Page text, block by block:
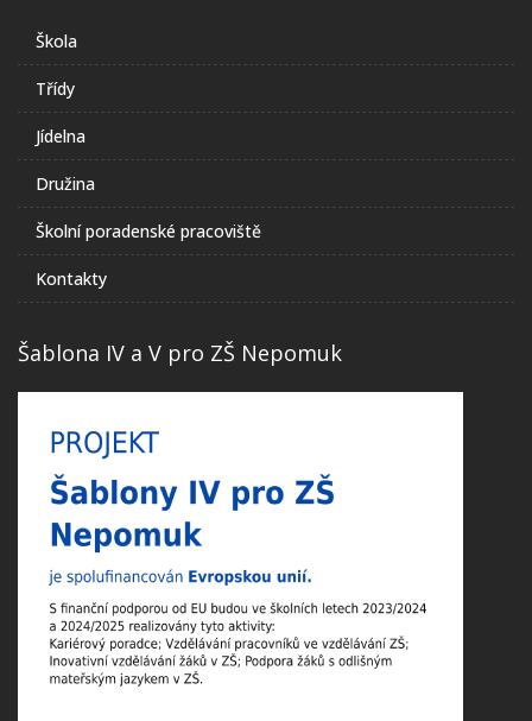
Škola
Třídy
Jídelna
Družina
Školní poradenské pracoviště
Kontakty
Šablona IV a V pro ZŠ Nepomuk